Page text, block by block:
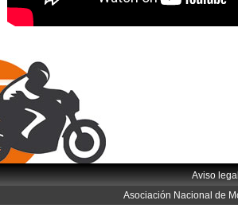
Aviso
Asociación Nacional de